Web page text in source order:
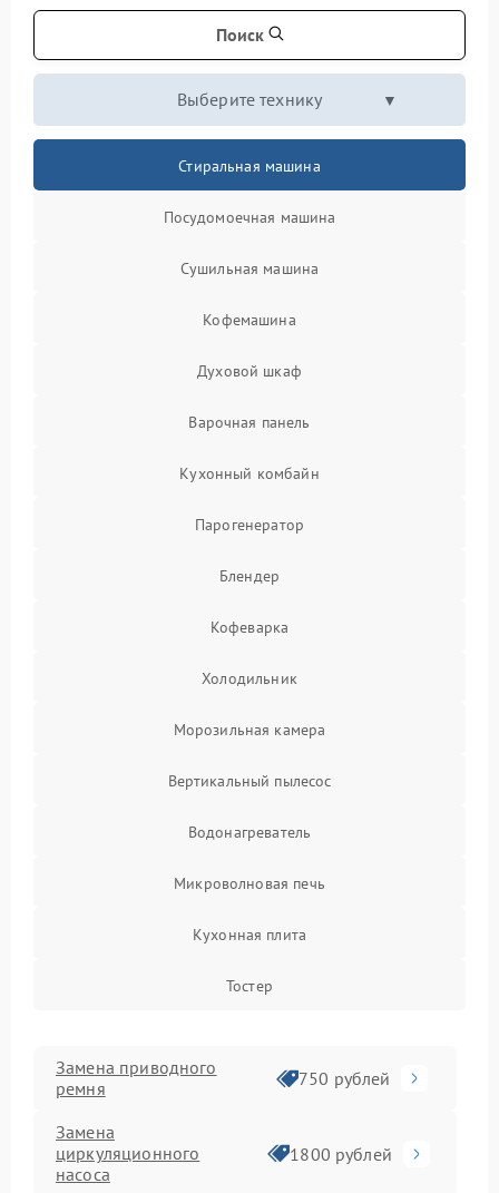
Поиск
Выберите технику
Стиральная машина
Посудомоечная машина
Сушильная машина
Кофемашина
Духовой шкаф
Варочная панель
Кухонный комбайн
Парогенератор
Блендер
Кофеварка
Холодильник
Морозильная камера
Вертикальный пылесос
Водонагреватель
Микроволновая печь
Кухонная плита
Тостер
Замена приводного
ремня
750 рублей
Замена
циркуляционного
насоса
1800 рублей